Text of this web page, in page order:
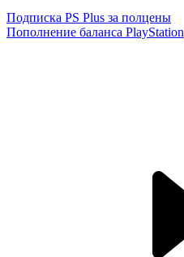
Подписка PS Plus за полцены
Пополнение баланса PlayStation